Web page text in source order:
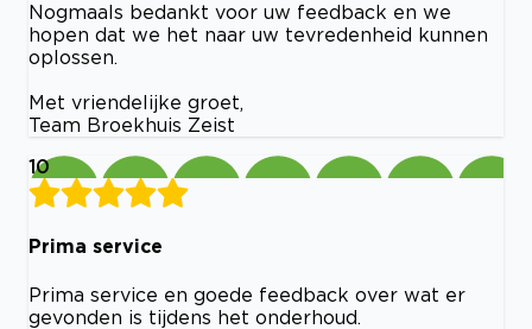
Nogmaals bedankt voor uw feedback en we
hopen dat we het naar uw tevredenheid kunnen
oplossen.
Met vriendelijke groet,
Team Broekhuis Zeist
10
Prima service
Prima service en goede feedback over wat er
gevonden is tijdens het onderhoud.